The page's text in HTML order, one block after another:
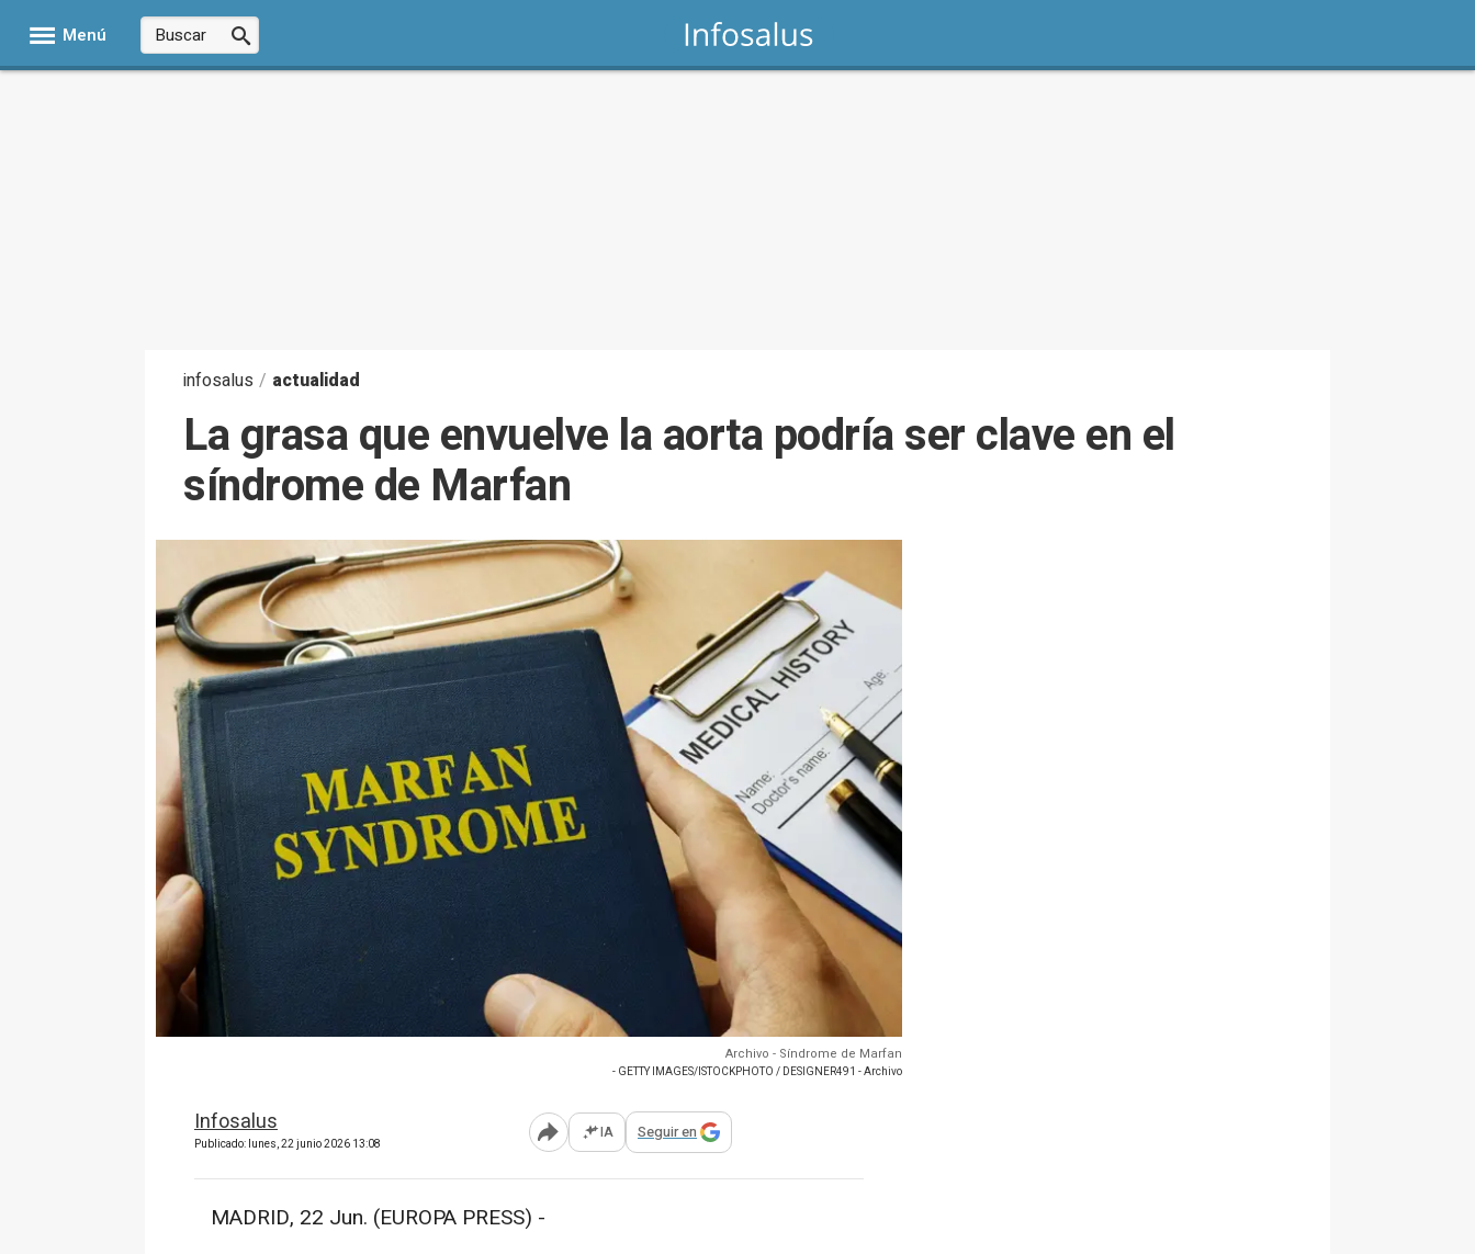
Menú
infosalus / actualidad
La grasa que envuelve la aorta podría ser clave en el
síndrome de Marfan
Archivo - Síndrome de Marfan
- GETTY IMAGES/ISTOCKPHOTO / DESIGNER491 - Archivo
Infosalus
Publicado: lunes, 22 junio 2026 13:08 Abrir opciones para compartir
IA Seguir en
MADRID, 22 Jun. (EUROPA PRESS) -